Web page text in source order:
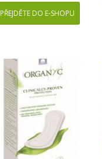
PŘEJDĚTE DO E-SHOPU